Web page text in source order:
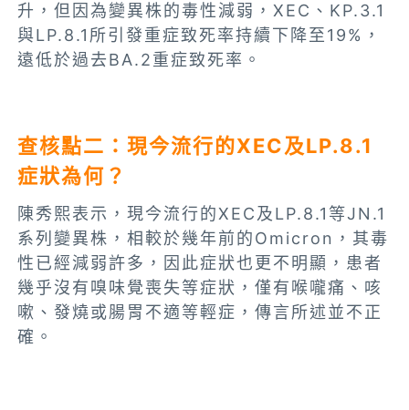
升，但因為變異株的毒性減弱，XEC、KP.3.1
與LP.8.1所引發重症致死率持續下降至19%，
遠低於過去BA.2重症致死率。
查核點二：現今流行的XEC及LP.8.1
症狀為何？
陳秀熙表示，現今流行的XEC及LP.8.1等JN.1
系列變異株，相較於幾年前的Omicron，其毒
性已經減弱許多，因此症狀也更不明顯，患者
幾乎沒有嗅味覺喪失等症狀，僅有喉嚨痛、咳
嗽、發燒或腸胃不適等輕症，傳言所述並不正
確。